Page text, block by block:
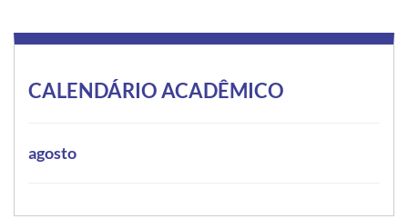
CALENDÁRIO ACADÊMICO
agosto